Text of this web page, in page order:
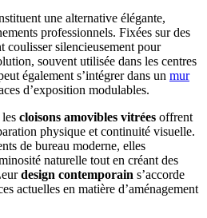
une alternative élégante,
professionnels. Fixées sur des
coulisser silencieusement pour
souvent utilisée dans les centres
également s’intégrer dans un mur
d’exposition modulables.
cloisons amovibles vitrées offrent
physique et continuité visuelle.
de bureau moderne, elles
naturelle tout en créant des
design contemporain s’accorde
actuelles en matière d’aménagement